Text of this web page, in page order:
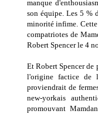
manque
son équipe. Les 5 %
minorité infime. Cette
compatriotes de
Robert Spencer le 4
Et Robert Spencer de
l'origine factice de
proviendrait de
new-yorkais
promouvant